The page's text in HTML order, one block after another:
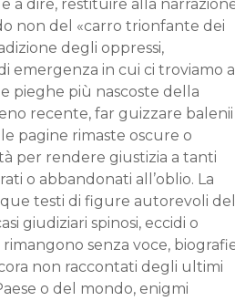
a dire, restituire alla
non del «carro trionfante dei
degli oppressi,
emergenza in cui ci troviamo a
pieghe più nascoste della
recente, far guizzare balenii
pagine rimaste oscure o
per rendere giustizia a tanti
o abbandonati all’oblio. La
testi di figure autorevoli
giudiziari spinosi, eccidi o
senza voce,
non raccontati degli ultimi
o del mondo, enigmi